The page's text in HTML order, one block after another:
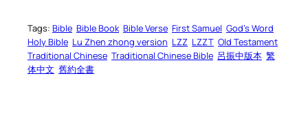
Tags: Bible Bible Book Bible Verse First Samuel God’s Word
Holy Bible Lu Zhen zhong version LZZ LZZT Old Testament
Traditional Chinese Traditional Chinese Bible 呂振中版本 繁
体中文 舊約全書